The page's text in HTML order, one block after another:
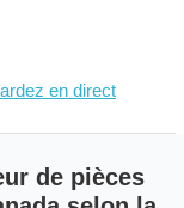
en direct
de pièces